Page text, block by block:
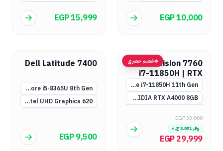
EGP 10,000
EGP 15,999
خصم حصري
Dell Precision 7760
i7-11850H | RTX
A4000 & A3000
Intel Core i7-11850H 11th Gen
NVIDIA RTX A4000 8GB أو RTX A3000 (اختياري)
EGP 33,000
وفر3,001ج.م
EGP 29,999
Dell Latitude 7400
Intel Core i5-8365U 8th Gen
Intel UHD Graphics 620
EGP 9,500